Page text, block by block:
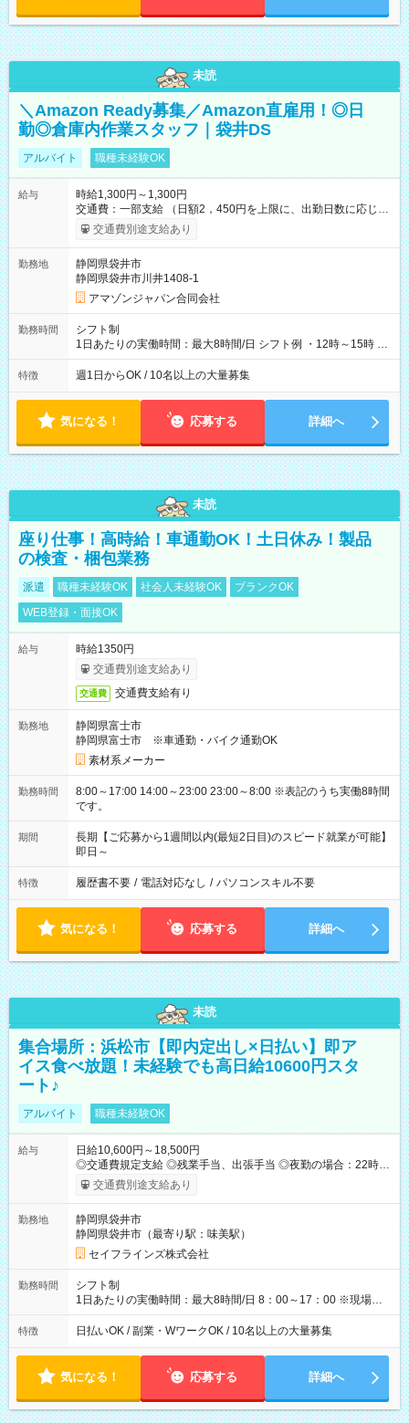
未読
＼Amazon Ready募集／Amazon直雇用！◎日
勤◎倉庫内作業スタッフ｜袋井DS
アルバイト 職種未経験OK
給与
時給1,300円～1,300円
交通費：一部支給 （日額2，450円を上限に、出勤日数に応じて
実費支給） ※22:00～翌5:00までは時給25%UP！ ■給与前払い
制度あり ※前払い額の上限あり、手数料無料（Amazon負担）
交通費別途支給あり
勤務地
静岡県袋井市
静岡県袋井市川井1408-1
アマゾンジャパン合同会社
勤務時間
シフト制
1日あたりの実働時間：最大8時間/日 シフト例 ・12時～15時 入
社後、就業可能シフトをご確認の上、申請してください。
特徴 週1日からOK / 10名以上の大量募集
気になる！ 応募する 詳細へ
未読
座り仕事！高時給！車通勤OK！土日休み！製品
の検査・梱包業務
派遣 職種未経験OK 社会人未経験OK
ブランクOK
WEB登録・面接OK
給与
時給1350円
交通費別途支給あり
交通費 交通費支給有り
勤務地
静岡県富士市
静岡県富士市 ※車通勤・バイク通勤OK
素材系メーカー
勤務時間
8:00～17:00 14:00～23:00 23:00～8:00 ※表記のうち実働8時間
です。
期間
長期【ご応募から1週間以内(最短2日目)のスピード就業が可能】
即日～
特徴 履歴書不要 / 電話対応なし / パソコンスキル不要
気になる！ 応募する 詳細へ
未読
集合場所：浜松市【即内定出し×日払い】即ア
イス食べ放題！未経験でも高日給10600円スタ
ート♪
アルバイト 職種未経験OK
給与
日給10,600円～18,500円
◎交通費規定支給 ◎残業手当、出張手当 ◎夜勤の場合：22時～
翌5時は割増給与 ◎日払い・週払い可(希望者／条件有) ◎社食あ
ダブルワークも可能です☺ ◎髪色、ピアス、タトゥーOK おしゃ
れも自由に楽しめます！ 【試用期間】試用期間あり 試用期間の
長さ：3ヶ月 雇用形態、給与は本採用時と同じです。
交通費別途支給あり
勤務地
静岡県袋井市
静岡県袋井市（最寄り駅：味美駅）
セイフラインズ株式会社
勤務時間
シフト制
1日あたりの実働時間：最大8時間/日 8：00～17：00 ※現場によ
っては多少時間は前後します ▶残業ほとんどなし！ ▶時間より
早く終わることの方が多いと思います。現場によっては午前中
望の方は夜勤（21:00～6:00）のお仕事も可能。
特徴 日払いOK / 副業・WワークOK / 10名以上の大量募集
気になる！ 応募する 詳細へ